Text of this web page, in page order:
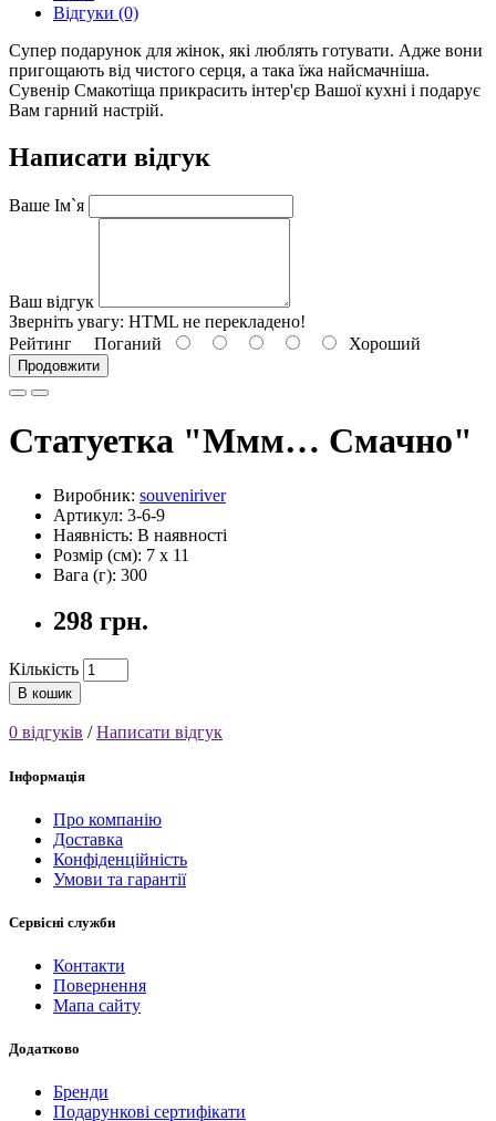
Відгуки (0)
Супер подарунок для жінок, які люблять готувати. Адже вони
пригощають від чистого серця, а така їжа найсмачніша.
Сувенір Смакотіща прикрасить інтер'єр Вашої кухні і подарує
Вам гарний настрій.
Написати відгук
Ваше Ім`я
Ваш відгук
Зверніть увагу: HTML не перекладено!
Рейтинг Поганий Хороший
Продовжити
Статуетка "Ммм… Смачно"
Виробник: souveniriver
Артикул: 3-6-9
Наявність: В наявності
Розмір (см): 7 x 11
Вага (г): 300
298 грн.
Кількість
В кошик
0 відгуків /Написати відгук
Інформація
Про компанію
Доставка
Конфіденційність
Умови та гарантії
Сервісні служби
Контакти
Повернення
Мапа сайту
Додатково
Бренди
Подарункові сертифікати